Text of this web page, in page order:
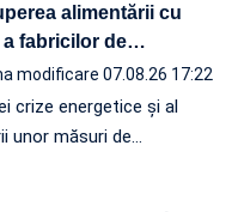
alimentării cu
fabricilor de…
modificare 07.08.26 17:22
crize energetice și al
unor măsuri de…